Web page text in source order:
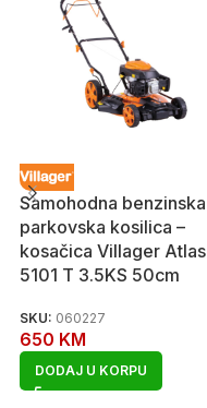
Samohodna benzinska
parkovska kosilica –
kosačica Villager Atlas
5101 T 3.5KS 50cm
SKU: 060227
650 KM
DODAJ U KORPU